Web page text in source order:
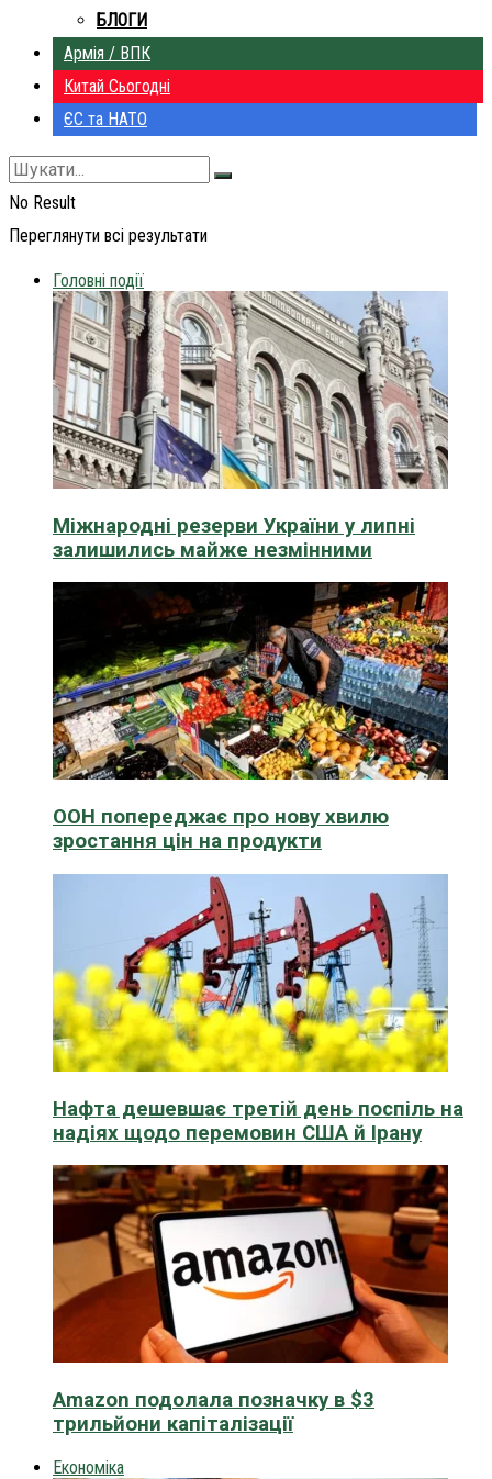
БЛОГИ
Армія / ВПК
Китай Сьогодні
ЄС та НАТО
No Result
Переглянути всі результати
Головні події
Міжнародні резерви України у липні
залишились майже незмінними
ООН попереджає про нову хвилю
зростання цін на продукти
Нафта дешевшає третій день поспіль на
надіях щодо перемовин США й Ірану
Amazon подолала позначку в $3
трильйони капіталізації
Економіка